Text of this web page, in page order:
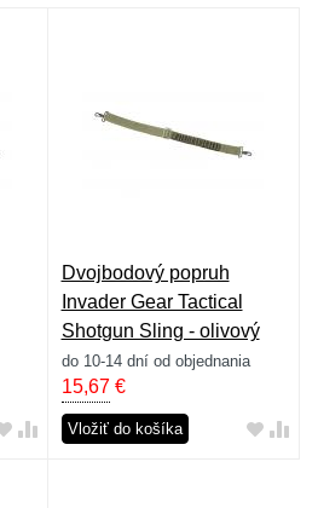
Dvojbodový popruh
Invader Gear Tactical
Shotgun Sling - olivový
do 10-14 dní od objednania
15,67€
Vložiť do košíka